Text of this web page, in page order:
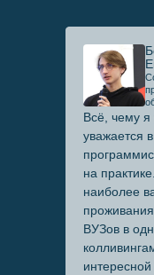
Всё, чему я
уважается
на
наиболее
ВУЗов в